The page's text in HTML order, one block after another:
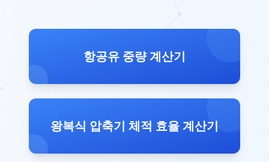
항공유 중량 계산기
왕복식 압축기 체적 효율 계산기